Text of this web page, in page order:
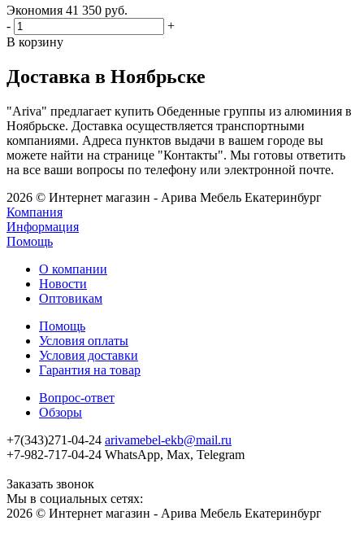
Экономия 41 350 руб.
-
+
В корзину
Доставка в Ноябрьске
"Ariva" предлагает купить Обеденные группы из алюминия в
Ноябрьске. Доставка осуществляется транспортными
компаниями. Адреса пунктов выдачи в вашем городе вы
можете найти на странице "Контакты". Мы готовы ответить
на все ваши вопросы по телефону или электронной почте.
2026 © Интернет магазин - Арива Мебель Екатеринбург
Компания
Информация
Помощь
О компании
Новости
Оптовикам
Помощь
Условия оплаты
Условия доставки
Гарантия на товар
Вопрос-ответ
Обзоры
+7(343)271-04-24 arivamebel-ekb@mail.ru
+7-982-717-04-24 WhatsApp, Max, Telegram
Заказать звонок
Мы в социальных сетях:
2026 © Интернет магазин - Арива Мебель Екатеринбург